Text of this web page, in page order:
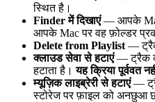
स्थित है।
Finder में दिखाएं— आपके Mac
आपके Mac पर वह फ़ोल्डर
Delete from Playlist —
क्लाउड सेवा से हटाएं— ट्रैक
हटाता है।यह क्रिया पूर्ववत
म्यूज़िक लाइब्रेरी से हटाएं—
स्टोरेज पर फ़ाइल को अनछुआ